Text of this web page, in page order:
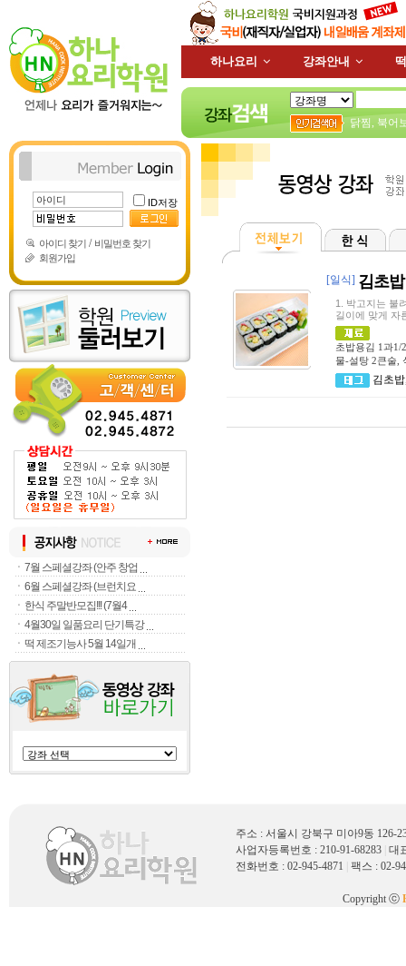
하나요리 강좌안내
닭찜 북어
ID저장
아이디 찾기 / 비밀번호 찾기
회원가입
ㆍ 7월 스페셜강좌 (안주 창업
ㆍ 6월 스페셜강좌 (브런치요
ㆍ 한식 주말반모집!!! (7월4
ㆍ 4월30일 일품요리 단기특강
ㆍ 떡 제조기능사 5월 14일개
[일식] 김초밥
1. 박고지는 불
길이에 맞게 자
초밥용김 1과1/
물-설탕 2큰술,
김초밥
주소 : 서울시 강북구 미아9동 126-
사업자등록번호 : 210-91-68283 대
전화번호 : 02-945-4871
팩스 : 02-
Copyright ⓒ